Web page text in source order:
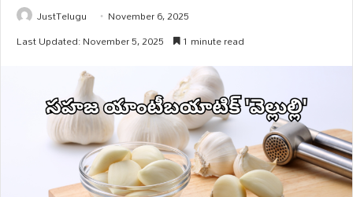
JustTelugu
November 6, 2025
Last Updated: November 5, 2025
1 minute read